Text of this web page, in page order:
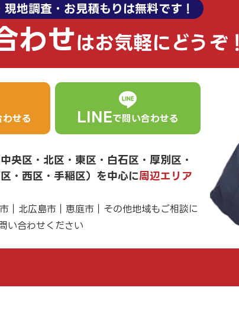
現地調査・お見積もりは無料です！
わせはお気軽にどうぞ！
わせる LINEで問い合わせる
中央区・北区・東区・白石区・厚別区・
・西区・手稲区）を中心に周辺エリア
｜北広島市｜恵庭市｜その他地域もご相談に
い合わせください